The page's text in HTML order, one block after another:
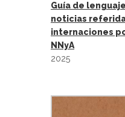
Guía de
noticias
internaciones
NNyA
2025